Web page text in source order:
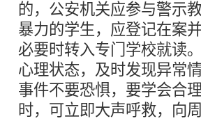
的，公安机关应参与警示
暴力的学生，应登记在案
必要时转入专门学校就读
心理状态，及时发现异常
事件不要恐惧，要学会合
时，可立即大声呼救，向